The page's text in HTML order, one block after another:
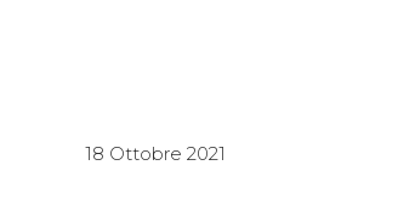
18 Ottobre 2021